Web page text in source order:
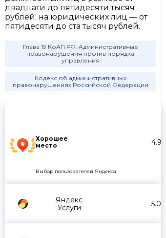
Хорошее
место
4.9
Выбор пользователей Яндекса
Яндекс
Услуги
5.0
двадцати до пятидесяти тысяч
рублей; на юридических лиц — от
пятидесяти до ста тысяч рублей.
Глава 19 КоАП РФ: Административные
правонарушения против порядка
управления
Кодекс об административных
правонарушениях Российской Федерации